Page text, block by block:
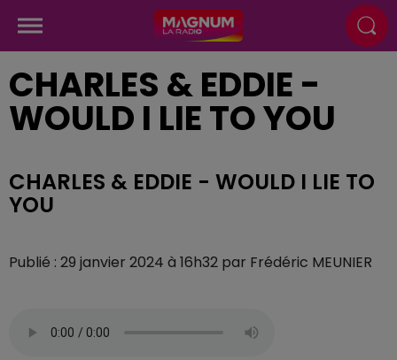
CHARLES & EDDIE -
WOULD I LIE TO YOU
CHARLES & EDDIE - WOULD I LIE TO
YOU
Publié : 29 janvier 2024 à 16h32 par Frédéric MEUNIER